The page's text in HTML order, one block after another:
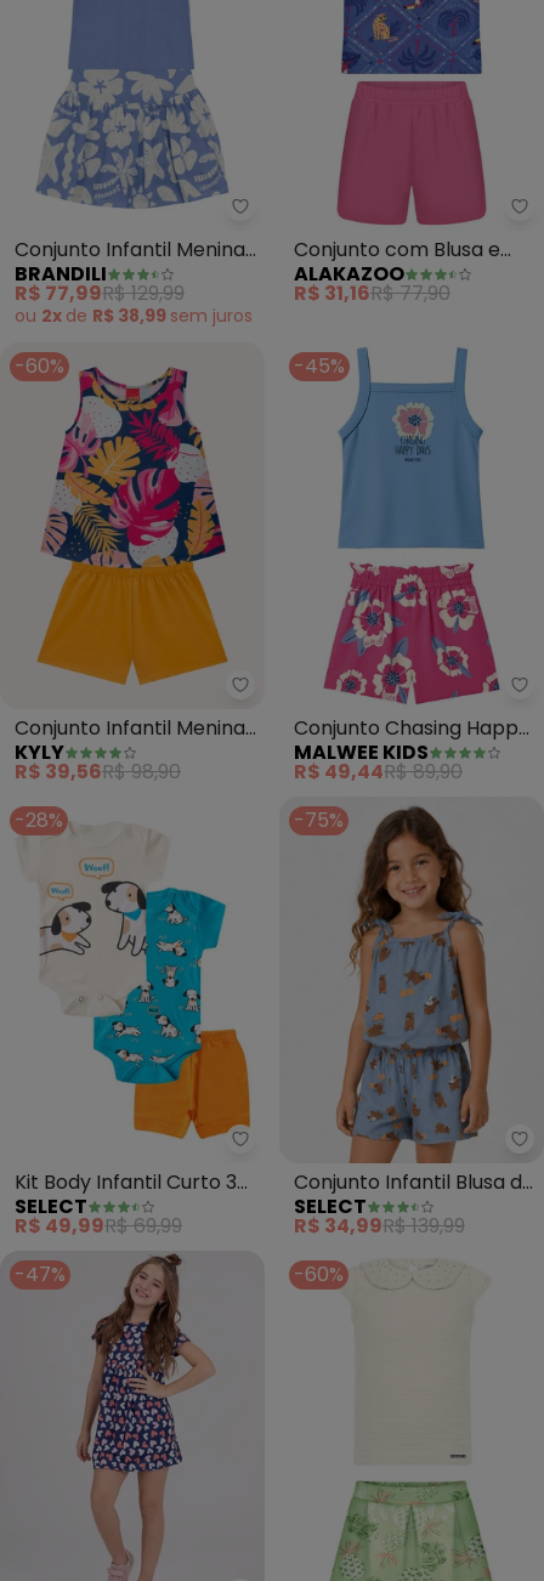
Brandili - Conjunto Infantil
Conjunto Infantil Menina
Estampado (Azul)
BRANDILI
R$ 77,99R$ 129,99
ou 2x de R$ 38,99 sem juros
Conjunto com Blusa e
Shorts de Moletom (Azul)
ALAKAZOO
R$ 31,16R$ 77,90
-60%
Kyly - Conjunto Infantil Menina
Conjunto Infantil Menina
Estampa (Azul)
KYLY
R$ 39,56R$ 98,90
-45%
Conjunto Chasing Happy
Days (Azul Pastel)
MALWEE KIDS
R$ 49,44R$ 89,90
-28%
Select - Kit Body Infantil Curto
Kit Body Infantil Curto 3
Peças (Azul)
SELECT
R$ 49,99R$ 69,99
-75%
Conjunto Infantil Blusa de
Alça e Short (Azul)
SELECT
R$ 34,99R$ 139,99
-47%
-60%